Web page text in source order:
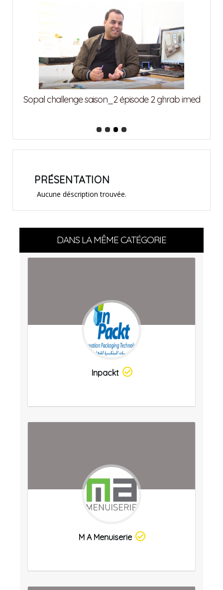
Sopal challenge saison_2 épisode 2 ghrab imed
PRÉSENTATION
Aucune déscription trouvée.
DANS LA MÊME CATÉGORIE
Inpackt
M A Menuiserie